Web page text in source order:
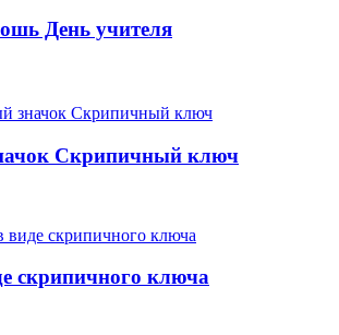
День учителя
Скрипичный ключ
скрипичного ключа